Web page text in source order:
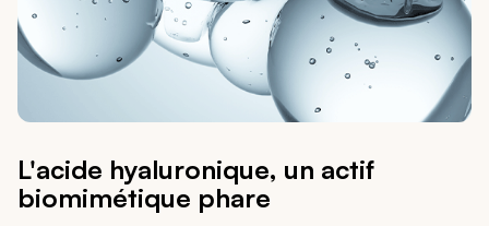
L'acide hyaluronique, un actif
biomimétique phare